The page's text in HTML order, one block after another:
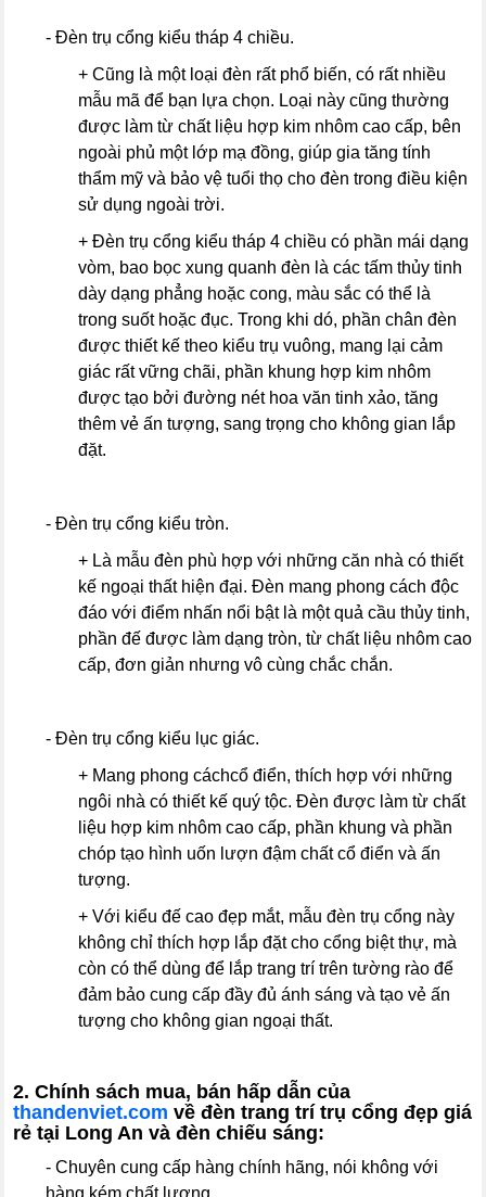
- Đèn trụ cổng kiểu tháp 4 chiều.
+ Cũng là một loại đèn rất phổ biến, có rất nhiều
mẫu mã để bạn lựa chọn. Loại này cũng thường
được làm từ chất liệu hợp kim nhôm cao cấp, bên
ngoài phủ một lớp mạ đồng, giúp gia tăng tính
thẩm mỹ và bảo vệ tuổi thọ cho đèn trong điều kiện
sử dụng ngoài trời.
+ Đèn trụ cổng kiểu tháp 4 chiều có phần mái dạng
vòm, bao bọc xung quanh đèn là các tấm thủy tinh
dày dạng phẳng hoặc cong, màu sắc có thể là
trong suốt hoặc đục. Trong khi dó, phần chân đèn
được thiết kế theo kiểu trụ vuông, mang lại cảm
giác rất vững chãi, phần khung hợp kim nhôm
được tạo bởi đường nét hoa văn tinh xảo, tăng
thêm vẻ ấn tượng, sang trọng cho không gian lắp
đặt.
- Đèn trụ cổng kiểu tròn.
+ Là mẫu đèn phù hợp với những căn nhà có thiết
kế ngoại thất hiện đại. Đèn mang phong cách độc
đáo với điểm nhấn nổi bật là một quả cầu thủy tinh,
phần đế được làm dạng tròn, từ chất liệu nhôm cao
cấp, đơn giản nhưng vô cùng chắc chắn.
- Đèn trụ cổng kiểu lục giác.
+ Mang phong cáchcổ điển, thích hợp với những
ngôi nhà có thiết kế quý tộc. Đèn được làm từ chất
liệu hợp kim nhôm cao cấp, phần khung và phần
chóp tạo hình uốn lượn đậm chất cổ điển và ấn
tượng.
+ Với kiểu đế cao đẹp mắt, mẫu đèn trụ cổng này
không chỉ thích hợp lắp đặt cho cổng biệt thự, mà
còn có thể dùng để lắp trang trí trên tường rào để
đảm bảo cung cấp đầy đủ ánh sáng và tạo vẻ ấn
tượng cho không gian ngoại thất.
2. Chính sách mua, bán hấp dẫn của
thandenviet.com về đèn trang trí trụ cổng đẹp giá
rẻ tại Long An và đèn chiếu sáng:
- Chuyên cung cấp hàng chính hãng, nói không với
hàng kém chất lượng.